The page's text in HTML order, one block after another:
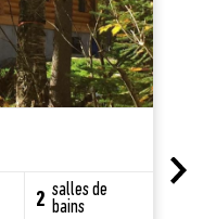
2 salles de
bains